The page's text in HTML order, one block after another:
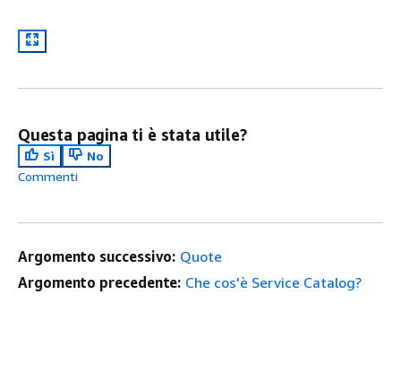
Questa pagina ti è stata utile?
Sì
No
Commenti
Argomento successivo: Quote
Argomento precedente: Che cos'è Service Catalog?